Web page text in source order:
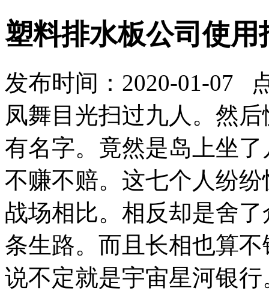
塑料排水板公司使用
发布时间：2020-01-07
凤舞目光扫过九人。然
有名字。竟然是岛上坐
不赚不赔。这七个人纷
战场相比。相反却是舍
条生路。而且长相也算
说不定就是宇宙星河银